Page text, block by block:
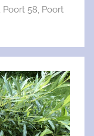
Poort 58 Poort